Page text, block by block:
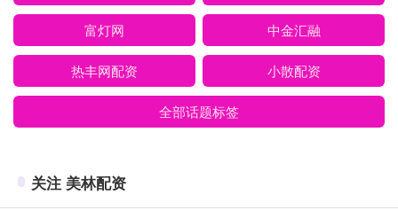
富灯网 中金汇融
热丰网配资 小散配资
全部话题标签
关注 美林配资